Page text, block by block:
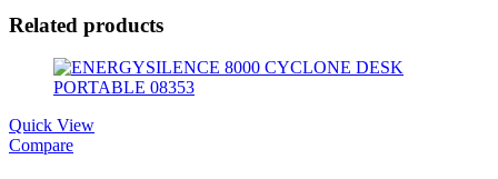
Related products
Quick View
Compare